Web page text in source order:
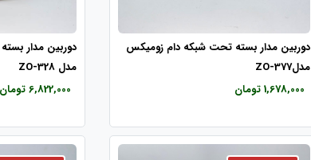
دوربین مدار بسته تحت شبکه دام زومیکس
مدلZO-377
1,678,000 تومان
دوربین مدار
مدل ZO-328
6,822,000 تومان